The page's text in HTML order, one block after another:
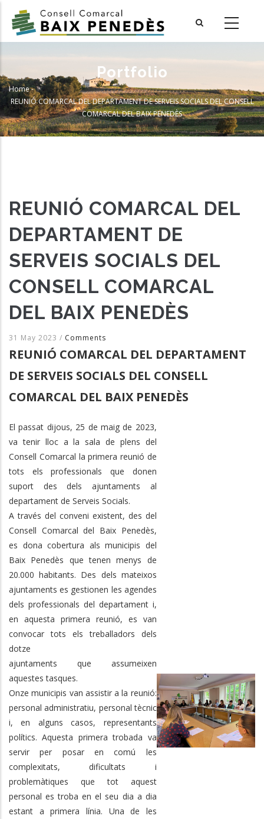
main
Portfolio
Breadcrumb
Home-
REUNIÓ COMARCAL DEL DEPARTAMENT DE SERVEIS SOCIALS DEL CONSELL
COMARCAL DEL BAIX PENEDÈS
REUNIÓ COMARCAL DEL
DEPARTAMENT DE
SERVEIS SOCIALS DEL
CONSELL COMARCAL
DEL BAIX PENEDÈS
31 May 2023 / Comments
REUNIÓ COMARCAL DEL DEPARTAMENT
DE SERVEIS SOCIALS DEL CONSELL
COMARCAL DEL BAIX PENEDÈS
El passat dijous, 25 de maig de 2023,
va tenir lloc a la sala de plens del
Consell Comarcal la primera reunió de
tots els professionals que donen
suport des dels ajuntaments al
departament de Serveis Socials.
A través del conveni existent, des del
Consell Comarcal del Baix Penedès,
es dona cobertura als municipis del
Baix Penedès que tenen menys de
20.000 habitants. Des dels mateixos
ajuntaments es gestionen les agendes
dels professionals del departament i,
en aquesta primera reunió, es van
convocar tots els treballadors dels
dotze
ajuntaments que assumeixen
aquestes tasques.
Onze municipis van assistir a la reunió:
personal administratiu, personal tècnic
i, en alguns casos, representants
polítics. Aquesta primera trobada va
servir per posar en comú les
complexitats, dificultats i
problemàtiques que tot aquest
personal es troba en el seu dia a dia
estant a primera línia. Una de les